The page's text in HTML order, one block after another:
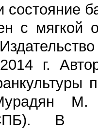
состояние
с мягкой
г.
М.
СПБ). В